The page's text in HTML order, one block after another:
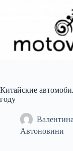
Китайские
году
Автоновини